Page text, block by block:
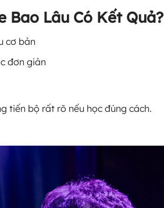
Bao Lâu Có Kết Quả?
cơ bản
đơn giản
tiến bộ rất rõ nếu học đúng cách.